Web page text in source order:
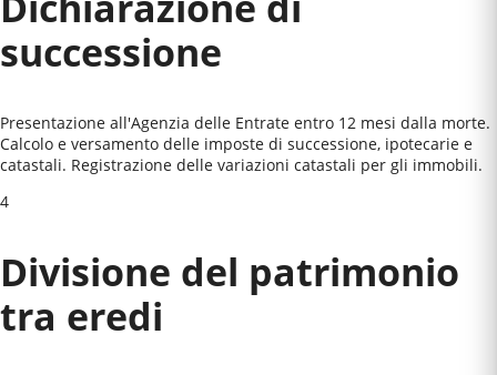
successione
Presentazione all'Agenzia delle Entrate entro 12 mesi dalla morte.
Calcolo e versamento delle imposte di successione, ipotecarie e
catastali. Registrazione delle variazioni catastali per gli immobili.
4
Divisione del patrimonio
tra eredi